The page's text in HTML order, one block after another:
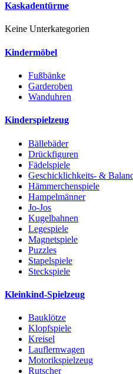
Kaskadentürme
Keine Unterkategorien
Kindermöbel
Fußbänke
Garderoben
Wanduhren
Kinderspielzeug
Bällebäder
Drückfiguren
Fädelspiele
Geschicklichkeits- &
Hämmerchenspiele
Hampelmänner
Jo-Jos
Kugelbahnen
Legespiele
Magnetspiele
Puzzles
Stapelspiele
Steckspiele
Kleinkind-Spielzeug
Bauklötze
Klopfspiele
Kreisel
Lauflernwagen
Motorikspielzeug
Rutscher